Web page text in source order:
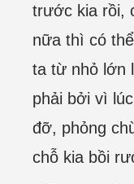
trước kia rồi,
nữa thì có
ta từ nhỏ lớn
phải bởi vì
đỡ, phỏng
chỗ kia bồi